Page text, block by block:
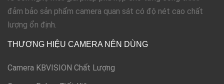
đảm bảo sản phẩm camera quan sát có độ nét cao chất
lượng ổn định.
THƯƠNG HIỆU CAMERA NÊN DÙNG
Camera KBVISION Chất Lượng